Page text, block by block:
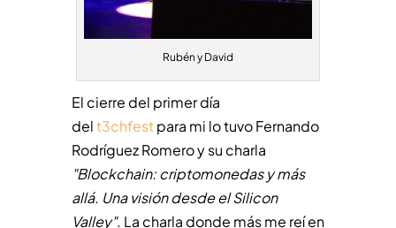
Rubén y David
El cierre del primer día
delt3chfest para mi lo tuvo Fernando
Rodríguez Romero y su charla
"Blockchain: criptomonedas y más
allá. Una visión desde el Silicon
Valley". La charla donde más me reí en